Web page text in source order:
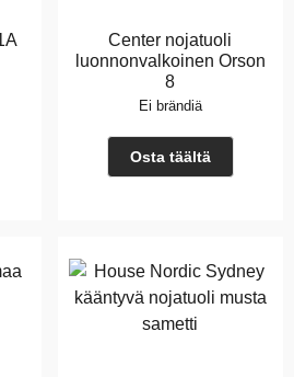
Center nojatuoli
luonnonvalkoinen Orson
8
Ei brändiä
Osta täältä